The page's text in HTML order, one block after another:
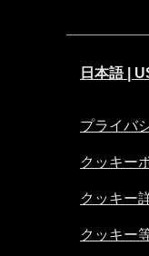
日本語 |
プライバ
クッキー
クッキー
クッキー